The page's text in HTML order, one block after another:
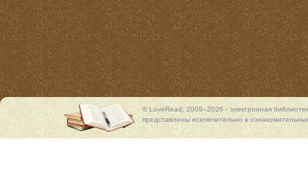
© LoveRead, 2009–2026 - электронная
представлены исключительно в